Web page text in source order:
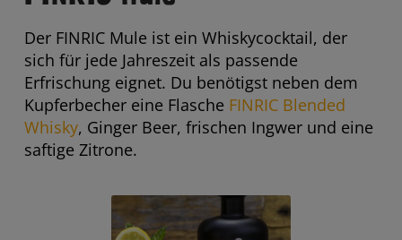
Der FINRIC Mule ist ein Whiskycocktail, der
sich für jede Jahreszeit als passende
Erfrischung eignet. Du benötigst neben dem
Kupferbecher eine Flasche FINRIC Blended
Whisky, Ginger Beer, frischen Ingwer und eine
saftige Zitrone.